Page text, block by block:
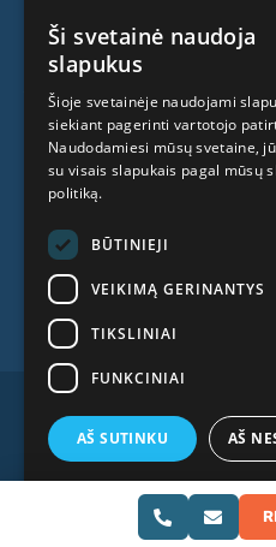
Kamieninių ląstelių centras
Kas mes esame
Specialistai
Kainos
Kontaktai
Copyright 2026, iVF Riga.
Privatumo politika | Terminai ir
Svetainės kūrimas:
Ši svetainė naudoja
slapukus
Šioje svetainėje naudojami
siekiant pagerinti vartotojo
Naudodamiesi mūsų svetaine,
su visais slapukais pagal mūsų
politiką.
BŪTINIEJI
VEIKIMĄ GERINANTYS
TIKSLINIAI
FUNKCINIAI
AŠ SUTINKU AŠ
PARODYTI